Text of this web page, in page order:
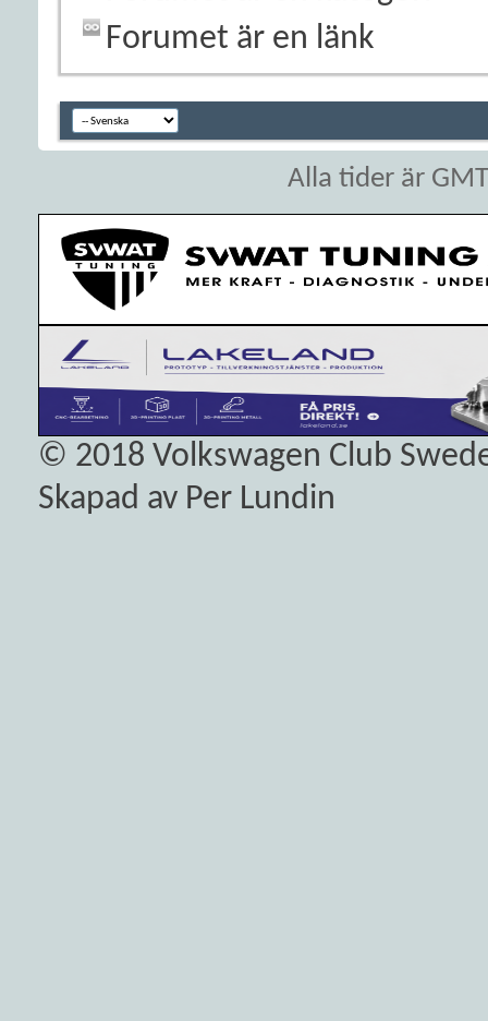
Forumet är en länk
Alla tider är
© 2018 Volkswagen Club
Skapad av Per Lundin